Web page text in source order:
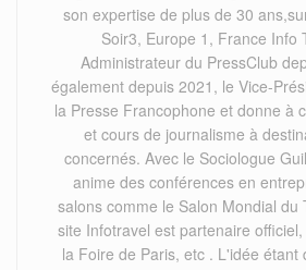
son expertise de plus de 30
Soir3, Europe 1, France Info
Administrateur du PressClub
également depuis 2021, le Vice-
la Presse Francophone et donne à
et cours de journalisme à
concernés. Avec le Sociologue
anime des conférences en
salons comme le Salon Mondial du
site Infotravel est partenaire
la Foire de Paris, etc . L'idée étant